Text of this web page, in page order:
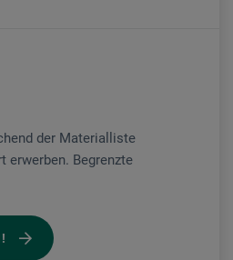
der Materialliste
erwerben. Begrenzte